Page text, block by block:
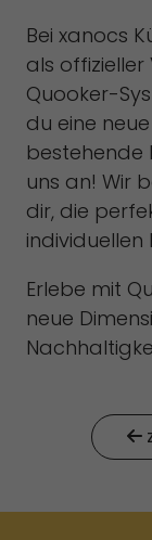
Bei xanocs
als
Quooker-
du eine
bestehende
uns an! Wir
dir, die
individuellen
Erlebe mit
neue